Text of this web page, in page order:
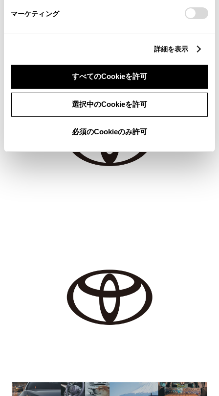
マーケティング
詳細を表示
すべてのCookieを許可
選択中のCookieを許可
必須のCookieのみ許可
仕様・諸元